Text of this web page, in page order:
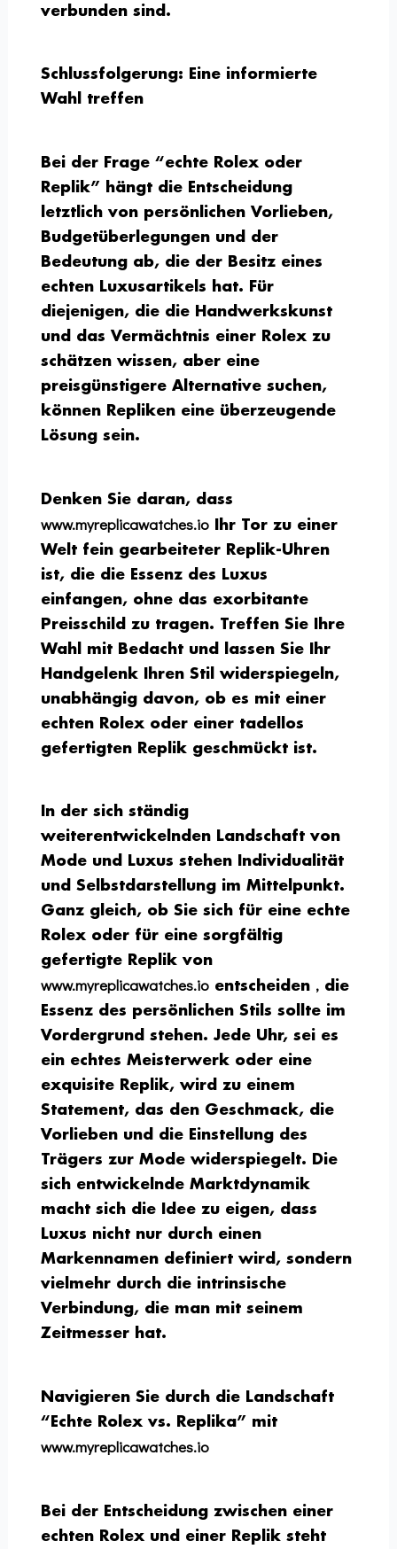
verbunden sind.
Schlussfolgerung: Eine informierte
Wahl treffen
Bei der Frage “echte Rolex oder
Replik” hängt die Entscheidung
letztlich von persönlichen Vorlieben,
Budgetüberlegungen und der
Bedeutung ab, die der Besitz eines
echten Luxusartikels hat. Für
diejenigen, die die Handwerkskunst
und das Vermächtnis einer Rolex zu
schätzen wissen, aber eine
preisgünstigere Alternative suchen,
können Repliken eine überzeugende
Lösung sein.
Denken Sie daran, dass
www.myreplicawatches.io Ihr Tor zu einer
Welt fein gearbeiteter Replik-Uhren
ist, die die Essenz des Luxus
einfangen, ohne das exorbitante
Preisschild zu tragen. Treffen Sie Ihre
Wahl mit Bedacht und lassen Sie Ihr
Handgelenk Ihren Stil widerspiegeln,
unabhängig davon, ob es mit einer
echten Rolex oder einer tadellos
gefertigten Replik geschmückt ist.
In der sich ständig
weiterentwickelnden Landschaft von
Mode und Luxus stehen Individualität
und Selbstdarstellung im Mittelpunkt.
Ganz gleich, ob Sie sich für eine echte
Rolex oder für eine sorgfältig
gefertigte Replik von
www.myreplicawatches.io entscheiden , die
Essenz des persönlichen Stils sollte im
Vordergrund stehen. Jede Uhr, sei es
ein echtes Meisterwerk oder eine
exquisite Replik, wird zu einem
Statement, das den Geschmack, die
Vorlieben und die Einstellung des
Trägers zur Mode widerspiegelt. Die
sich entwickelnde Marktdynamik
macht sich die Idee zu eigen, dass
Luxus nicht nur durch einen
Markennamen definiert wird, sondern
vielmehr durch die intrinsische
Verbindung, die man mit seinem
Zeitmesser hat.
Navigieren Sie durch die Landschaft
“Echte Rolex vs. Replika” mit
www.myreplicawatches.io
Bei der Entscheidung zwischen einer
echten Rolex und einer Replik steht